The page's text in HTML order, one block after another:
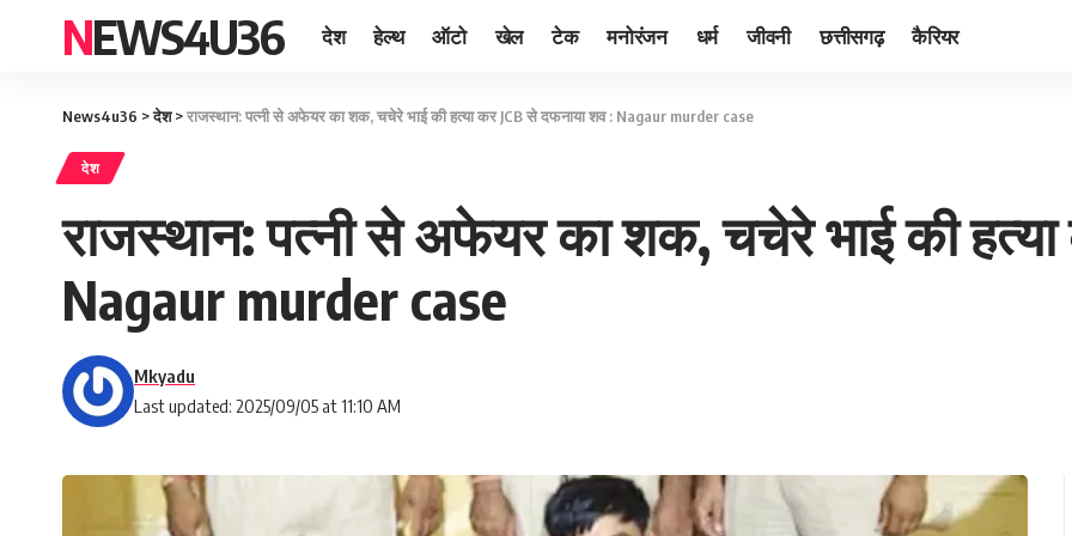
NEWS4U36 देश हेल्थ ऑटो खेल टेक मनोरंजन धर्म जीवनी छत्तीसगढ़ कैरियर
News4u36 >देश>राजस्थान: पत्नी से अफेयर का शक, चचेरे भाई की हत्या कर JCB से दफनाया शव : Nagaur murder case
देश
राजस्थान: पत्नी से अफेयर का शक, चचेरे भाई की
Nagaur murder case
Last updated: 2025/09/05 at 11:10 AM
Mkyadu